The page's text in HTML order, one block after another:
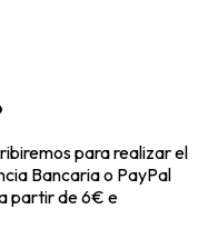
para realizar el
Bancaria o PayPal
partir de 6€ e